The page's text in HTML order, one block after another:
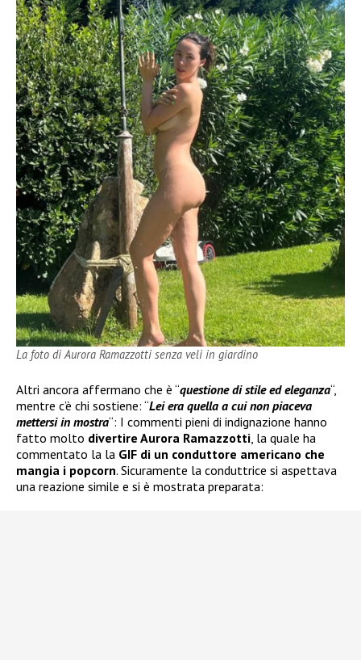
La foto di Aurora Ramazzotti senza veli in giardino
Altri ancora affermano che è “questione di stile ed eleganza“,
mentre c’è chi sostiene: “Lei era quella a cui non piaceva
mettersi in mostra“: I commenti pieni di indignazione hanno
fatto molto divertire Aurora Ramazzotti , la quale ha
commentato la la GIF di un conduttore americano che
mangia i popcorn. Sicuramente la conduttrice si aspettava
una reazione simile e si è mostrata preparata: